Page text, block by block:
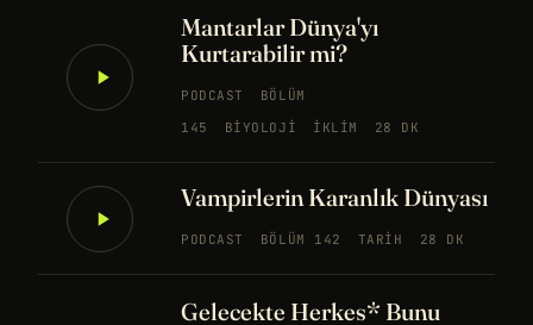
Mantarlar Dünya'yı
Kurtarabilir mi?
PODCAST
BÖLÜM
145
BIYOLOJI İKLIM 28 DK
Vampirlerin Karanlık Dünyası
PODCAST BÖLÜM 142 TARIH 28 DK
Gelecekte Herkes* Bunu